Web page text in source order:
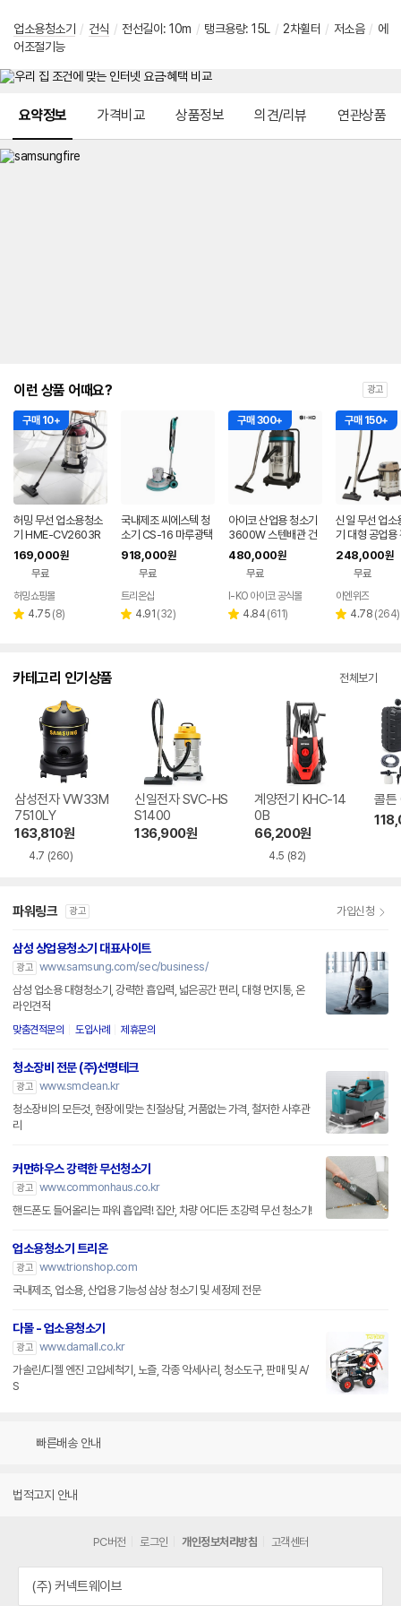
업소용청소기 / 건식 / 전선길이: 10m / 탱크용량: 15L / 2차휠터 / 저소음 / 에
어조절기능
요약정보 가격비교 상품정보 의견/리뷰 연관상품
이런 상품 어때요? 광고
구매 10+
허밍 무선 업소용청소
기 HME-CV2603R
W 30L 대용량 산업용
사무실 청소기
169,000원
무료
페이
허밍쇼핑몰
별 4.75 리
(8)
국내제조 씨에스텍 청
소기 CS-16 마루광택
기 돌돌이 바닥청소기
계
918,000원
무료
페이
트리온샵
별 4.91 리
(32)
구매 300+
아이코 산업용 청소기
3600W 스텐배관 건
습식 100리터 대용량
3모터 업소용 공업용
HSS-100 IKO
480,000원
무료
I-KO 아이코 공식몰
별 4.84 리
(611)
구매 150+
신일 무선 업소
기 대형 공업용
매장 사무실 영
000mA
248,000원
무료
이엔위즈
별 4.78 리
(264)
카테고리 인기상품 전체보기
삼성전자 VW33M
7510LY
163,810원
4.7 (260)
신일전자 SVC-HS
S1400
136,900원
계양전기 KHC-14
0B
66,200원
4.5 (82)
콜
파워링크 광고 가입신청
삼성 상업용청소기 대표사이트
광고 www.samsung.com/sec/business/
삼성 업소용 대형청소기, 강력한 흡입력, 넓은공간 편리, 대형 먼지통, 온
라인견적
맞춤견적문의 도입사례 제휴문의
청소장비 전문 (주)선명테크
광고 www.smclean.kr
청소장비의 모든것, 현장에 맞는 친절상담, 거품없는 가격, 철저한 사후관
리
커먼하우스 강력한 무선청소기
광고 www.commonhaus.co.kr
핸드폰도 들어올리는 파워 흡입력! 집안, 차량 어디든 초강력 무선 청소기!
업소용청소기 트리온
광고 www.trionshop.com
국내제조, 업소용, 산업용 기능성 삼상 청소기 및 세정제 전문
다몰 - 업소용청소기
광고 www.damall.co.kr
가솔린/디젤 엔진 고압세척기, 노즐, 각종 악세사리, 청소도구, 판매 및 A/
S
빠른배송 안내
법적고지 안내
PC버전 로그인 개인정보처리방침 고객센터
(주) 커넥트웨이브